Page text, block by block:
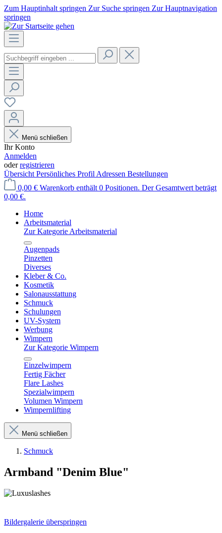
Zum Hauptinhalt springen Zur Suche springen Zur Hauptnavigation
springen
Menü schließen
Ihr Konto
Anmelden
oderregistrieren
Übersicht Persönliches Profil Adressen Bestellungen
0,00 € Warenkorb enthält 0 Positionen. Der Gesamtwert beträgt
0,00 €.
Home
Arbeitsmaterial
Zur Kategorie Arbeitsmaterial
Augenpads
Pinzetten
Diverses
Kleber & Co.
Kosmetik
Salonausstattung
Schmuck
Schulungen
UV-System
Werbung
Wimpern
Zur Kategorie Wimpern
Einzelwimpern
Fertig Fächer
Flare Lashes
Spezialwimpern
Volumen Wimpern
Wimpernlifting
Menü schließen
Schmuck
Armband "Denim Blue"
Bildergalerie überspringen